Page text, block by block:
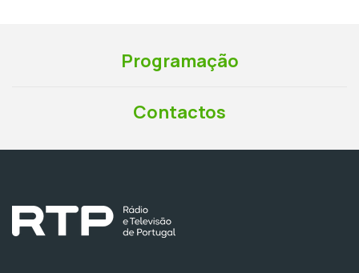
Programação
Contactos